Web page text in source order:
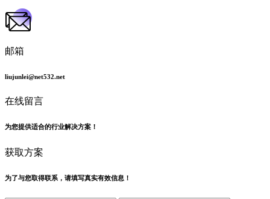
邮箱
liujunlei@net532.net
在线留言
为您提供适合的行业解决方案！
获取方案
为了与您取得联系，请填写真实有效信息！